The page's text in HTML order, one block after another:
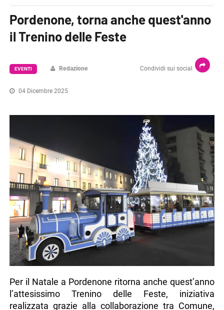
Pordenone, torna anche quest'anno
il Trenino delle Feste
Condividi sui social
EVENTI Redazione
04 Dicembre 2025
Per il Natale a Pordenone ritorna anche quest’anno
l’attesissimo Trenino delle Feste, iniziativa
realizzata grazie alla collaborazione tra Comune,